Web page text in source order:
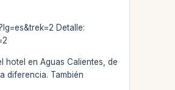
Detalle:
en Aguas Calientes, de
diferencia. También